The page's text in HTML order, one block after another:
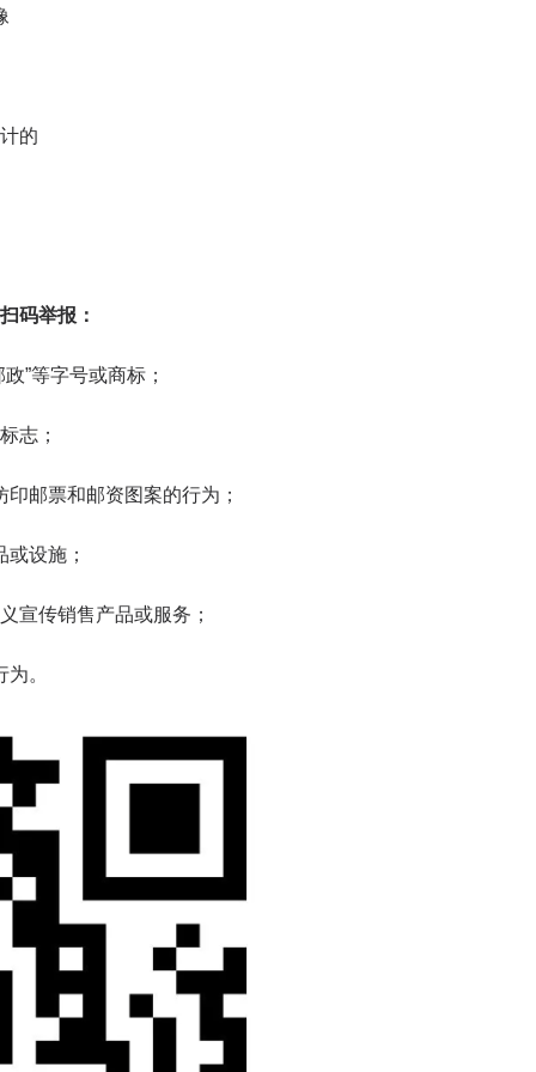
的
码举报：
”等字号或商标；
志；
邮票和邮资图案的行为；
设施；
宣传销售产品或服务；
。